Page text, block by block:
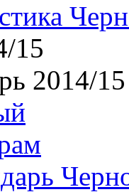
15
2014/15